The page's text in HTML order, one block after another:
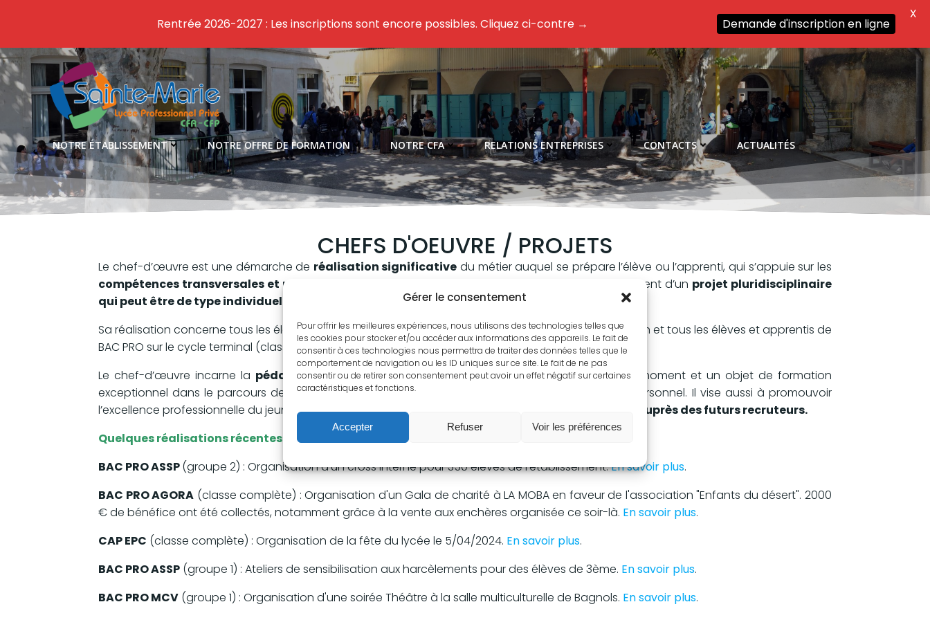
Gérer le consentement
Pour offrir les meilleures expériences, nous utilisons des technologies telles que
les cookies pour stocker et/ou accéder aux informations des appareils. Le fait de
consentir à ces technologies nous permettra de traiter des données telles que le
comportement de navigation ou les ID uniques sur ce site. Le fait de ne pas
consentir ou de retirer son consentement peut avoir un effet négatif sur certaines
caractéristiques et fonctions.
Accepter Refuser Voir les préférences
Aller
au
contenu
NOTRE ÉTABLISSEMENT NOTRE OFFRE DE FORMATION NOTRE CFA RELATIONS ENTREPRISES CONTACTS ACTUALITÉS
CHEFS D'OEUVRE / PROJETS
Le chef-d’œuvre est une démarche de réalisation significative du métier auquel se prépare l’élève ou l’apprenti, qui s’appuie sur les
compétences transversales et professionnelles
travaillées dans sa spécialité. Il est l’aboutissement d’un projet pluridisciplinaire
qui peut être de type individuel ou collectif.
Sa réalisation concerne tous les élèves et apprentis de CAP sur les deux années du cycle de formation et tous les élèves et apprentis de
BAC PRO sur le cycle terminal (classes de première et terminale).
Le chef-d’œuvre incarne la pédagogie de projetdans l’enseignement professionnel. Il est un moment et un objet de formation
exceptionnel dans le parcours de l’élève contribuant à sa motivation et à son développement personnel. Il vise aussi à promouvoir
l’excellence professionnelle du jeune dans un but devalorisation de son parcours de formation auprès des futurs recruteurs.
Quelques réalisations récentes de nos jeunes dans ce cadre :
BAC PRO ASSP(groupe 2) : Organisation d'un cross interne pour 350 élèves de l'établissement.En savoir plus.
BAC PRO AGORA (classe complète) : Organisation d'un Gala de charité à LA MOBA en faveur de l'association "Enfants du désert". 2000
€ de bénéfice ont été collectés, notamment grâce à la vente aux enchères organisée ce soir-là. En savoir plus.
CAP EPC (classe complète) : Organisation de la fête du lycée le 5/04/2024. En savoir plus.
BAC PRO ASSP (groupe 1) : Ateliers de sensibilisation aux harcèlements pour des élèves de 3ème. En savoir plus.
BAC PRO MCV (groupe 1) : Organisation d'une soirée Théâtre à la salle multiculturelle de Bagnols. En savoir plus.
Rentrée 2026-2027 : Les inscriptions sont encore possibles. Cliquez ci-contre → Demande d'inscription en ligne
X